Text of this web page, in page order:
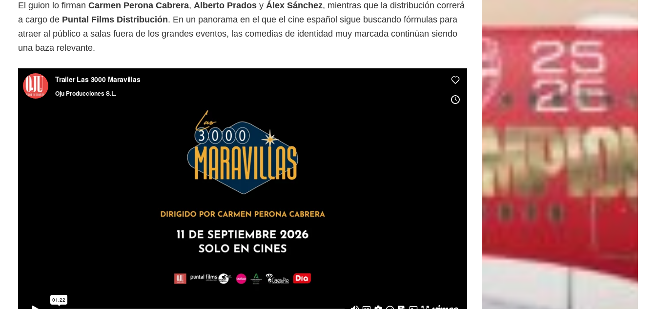
El guion lo firman Carmen Perona Cabrera, Alberto Prados y Álex Sánchez, mientras que la distribución correrá
a cargo de Puntal Films Distribución. En un panorama en el que el cine español sigue buscando fórmulas para
atraer al público a salas fuera de los grandes eventos, las comedias de identidad muy marcada continúan siendo
una baza relevante.